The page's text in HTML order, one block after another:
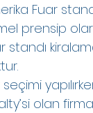
Fuar
prensip
standı
seçimi
olan